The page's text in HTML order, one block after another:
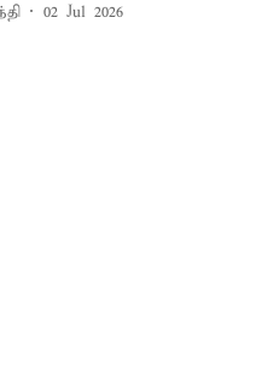
02 Jul 2026